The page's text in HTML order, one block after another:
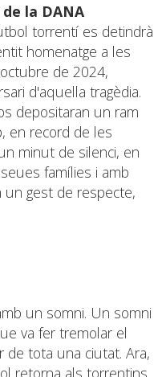
la DANA
torrentí es detindrà
homenatge a les
de 2024,
d'aquella tragèdia.
depositaran un ram
en record de les
minut de silenci, en
famílies i amb
gest de respecte,
un somni. Un somni
va fer tremolar el
de tota una ciutat. Ara,
retorna als torrentins